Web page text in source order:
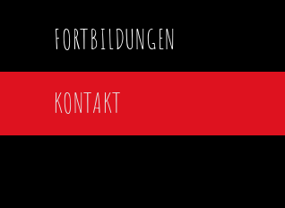
FORTBILDUNGEN
KONTAKT